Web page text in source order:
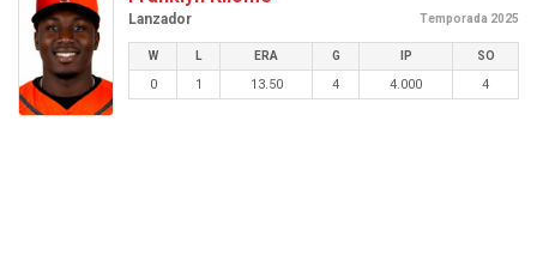
Lanzador Temporada 2025
W L ERA G IP SO
0 1 13.50 4 4.000 4